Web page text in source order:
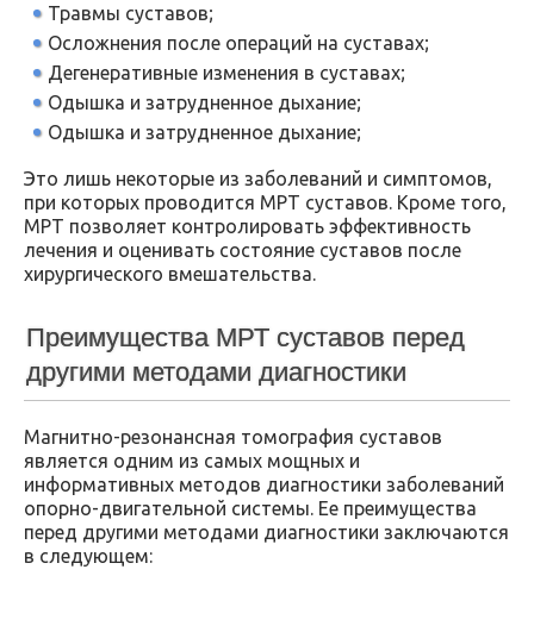
Травмы суставов;
Осложнения после операций на суставах;
Дегенеративные изменения в суставах;
Одышка и затрудненное дыхание;
Одышка и затрудненное дыхание;
Это лишь некоторые из заболеваний и симптомов,
при которых проводится МРТ суставов. Кроме того,
МРТ позволяет контролировать эффективность
лечения и оценивать состояние суставов после
хирургического вмешательства.
Преимущества МРТ суставов перед
другими методами диагностики
Магнитно-резонансная томография суставов
является одним из самых мощных и
информативных методов диагностики заболеваний
опорно-двигательной системы. Ее преимущества
перед другими методами диагностики заключаются
в следующем: